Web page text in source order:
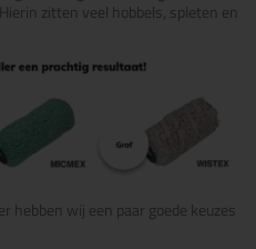
zitten veel hobbels, spleten en
hebben wij een paar goede keuzes